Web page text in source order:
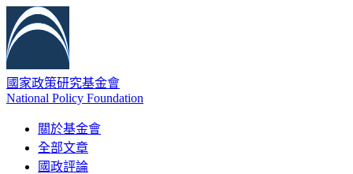
國家政策研究基金會
National Policy Foundation
關於基金會
全部文章
國政評論